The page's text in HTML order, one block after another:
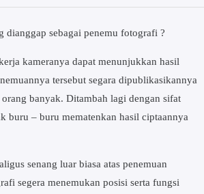
dianggap sebagai penemu fotografi ?
kameranya dapat menunjukkan hasil
tersebut segara dipublikasikannya
banyak. Ditambah lagi dengan sifat
buru – buru mematenkan hasil ciptaannya
senang luar biasa atas penemuan
segera menemukan posisi serta fungsi